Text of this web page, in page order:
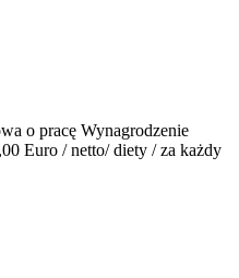
o pracę Wynagrodzenie
Euro / netto/ diety / za każdy